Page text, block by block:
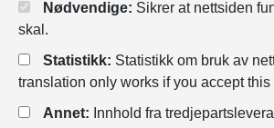
Nødvendige: Sikrer at nettsiden
skal.
Statistikk: Statistikk om bruk av
translation only works if you accept this
Annet: Innhold fra